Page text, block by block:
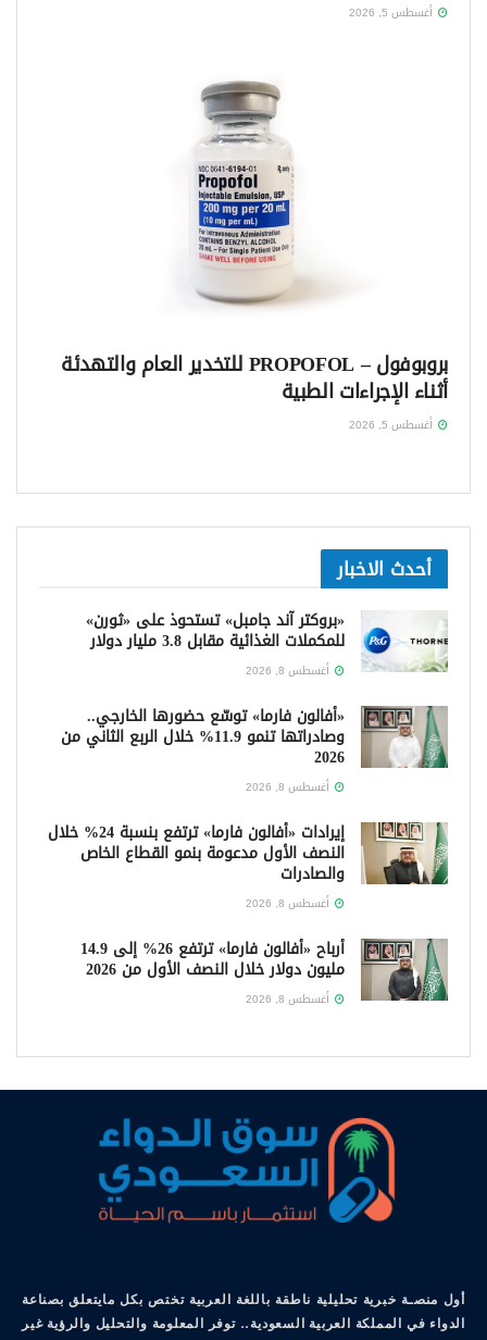
أغسطس 5, 2026
بروبوفول – PROPOFOL للتخدير العام والتهدئة
أثناء الإجراءات الطبية
أغسطس 5, 2026
أحدث الاخبار
«بروكتر آند جامبل» تستحوذ على «ثورن»
للمكملات الغذائية مقابل 3.8 مليار دولار
أغسطس 8, 2026
«أفالون فارما» توسّع حضورها الخارجي..
وصادراتها تنمو 11.9% خلال الربع الثاني من
2026
أغسطس 8, 2026
إيرادات «أفالون فارما» ترتفع بنسبة 24% خلال
النصف الأول مدعومة بنمو القطاع الخاص
والصادرات
أغسطس 8, 2026
أرباح «أفالون فارما» ترتفع 26% إلى 14.9
مليون دولار خلال النصف الأول من 2026
أغسطس 8, 2026
أول منصـة خبرية تحليلية ناطقة باللغة العربية تختص بكل مايتعلق بصناعة
الدواء في المملكة العربية السعودية.. توفر المعلومة والتحليل والرؤية غير